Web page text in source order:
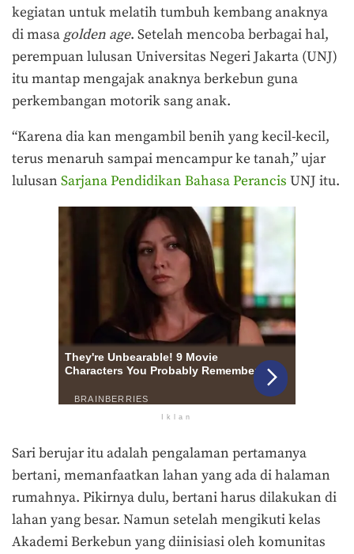
kegiatan untuk melatih tumbuh kembang anaknya
di masa golden age. Setelah mencoba berbagai hal,
perempuan lulusan Universitas Negeri Jakarta (UNJ)
itu mantap mengajak anaknya berkebun guna
perkembangan motorik sang anak.
“Karena dia kan mengambil benih yang kecil-kecil,
terus menaruh sampai mencampur ke tanah,” ujar
lulusan Sarjana Pendidikan Bahasa Perancis UNJ itu.
Iklan
Sari berujar itu adalah pengalaman pertamanya
bertani, memanfaatkan lahan yang ada di halaman
rumahnya. Pikirnya dulu, bertani harus dilakukan di
lahan yang besar. Namun setelah mengikuti kelas
Akademi Berkebun yang diinisiasi oleh komunitas